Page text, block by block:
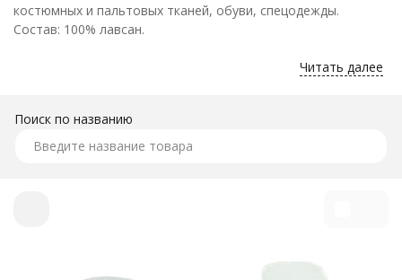
костюмных и пальтовых тканей, обуви, спецодежды.
Состав: 100% лавсан.
Читать далее
Поиск по названию